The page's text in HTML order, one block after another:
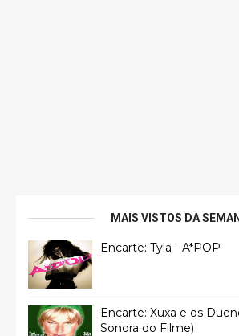
MAIS VISTOS DA
Encarte: Tyla - A*POP
Encarte: Xuxa e os
Sonora do Filme)